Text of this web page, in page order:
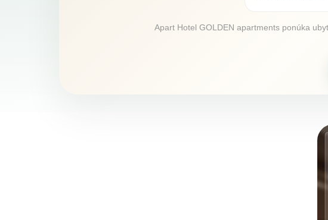
Apart Hotel GOLDEN apartments ponúka